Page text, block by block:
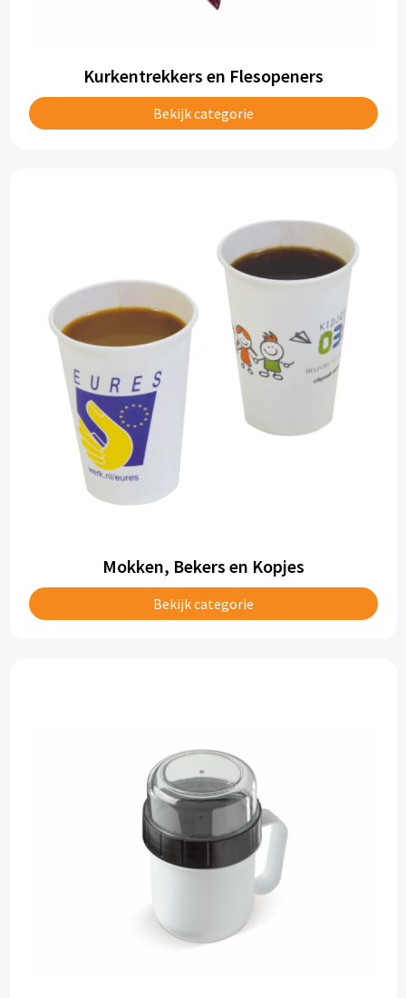
Kurkentrekkers en Flesopeners
Bekijk categorie
Mokken, Bekers en Kopjes
Bekijk categorie